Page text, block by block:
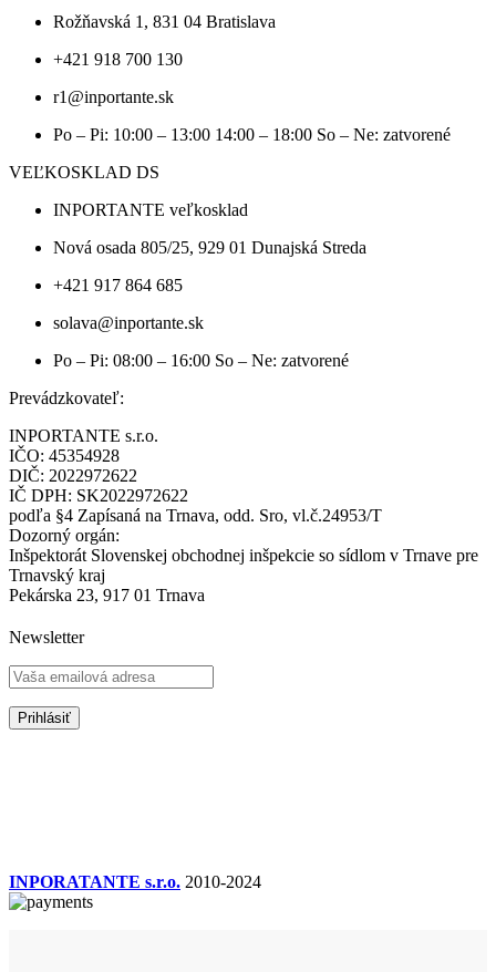
Rožňavská 1, 831 04 Bratislava
+421 918 700 130
r1@inportante.sk
Po – Pi: 10:00 – 13:00 14:00 – 18:00 So – Ne: zatvorené
VEĽKOSKLAD DS
INPORTANTE veľkosklad
Nová osada 805/25, 929 01 Dunajská Streda
+421 917 864 685
solava@inportante.sk
Po – Pi: 08:00 – 16:00 So – Ne: zatvorené
Prevádzkovateľ:
INPORTANTE s.r.o.
IČO: 45354928
DIČ: 2022972622
IČ DPH: SK2022972622
podľa §4 Zapísaná na Trnava, odd. Sro, vl.č.24953/T
Dozorný orgán:
Inšpektorát Slovenskej obchodnej inšpekcie so sídlom v Trnave pre
Trnavský kraj
Pekárska 23, 917 01 Trnava
Newsletter
INPORATANTE s.r.o. 2010-2024